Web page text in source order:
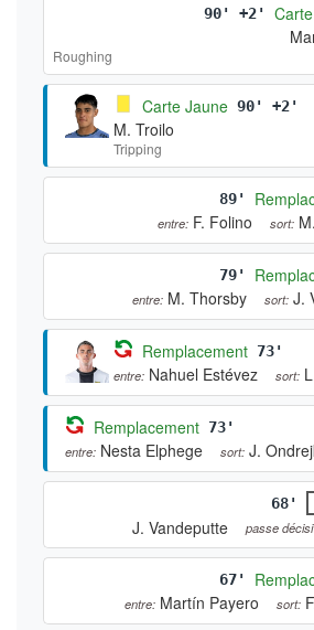
90' +2'
Roughing
Carte Jaune 90' +2'
M. Troilo
Tripping
89'
entre: F. Folino sort:
79'
entre: M. Thorsby sort: J.
Remplacement 73'
entre: Nahuel Estévez sort:
Remplacement 73'
entre: Nesta Elphege sort: J.
68'
J. Vandeputte
passe
67'
entre: Martín Payero sort: